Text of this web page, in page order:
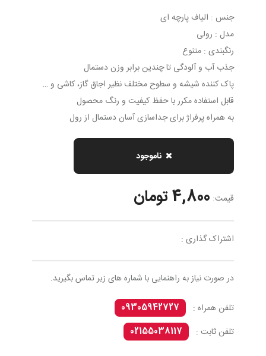
جنس : الیاف پارچه ای
مدل : رولی
رنگبندی : متنوع
جذب آب و آلودگی تا چندین برابر وزن دستمال
پاک کننده شیشه و سطوح مختلف نظیر اجاق گاز، کاشی و …
قابل استفاده مکرر با حفظ کیفیت و رنگ محصول
به همراه پرفراژ برای جداسازی آسان دستمال از رول
ناموجود
قیمت: 4,800 تومان
اشتراک گذاری :
در صورت نیاز به راهنمایی با شماره های زیر تماس بگیرید.
تلفن همراه :
09305942727
تلفن ثابت :
02155038117